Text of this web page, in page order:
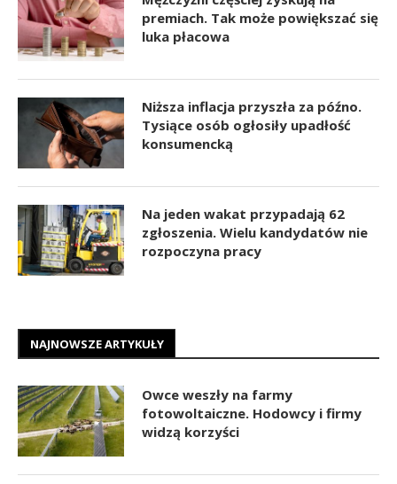
premiach. Tak może powiększać się
luka płacowa
Niższa inflacja przyszła za późno.
Tysiące osób ogłosiły upadłość
konsumencką
Na jeden wakat przypadają 62
zgłoszenia. Wielu kandydatów nie
rozpoczyna pracy
NAJNOWSZE ARTYKUŁY
Owce weszły na farmy
fotowoltaiczne. Hodowcy i firmy
widzą korzyści